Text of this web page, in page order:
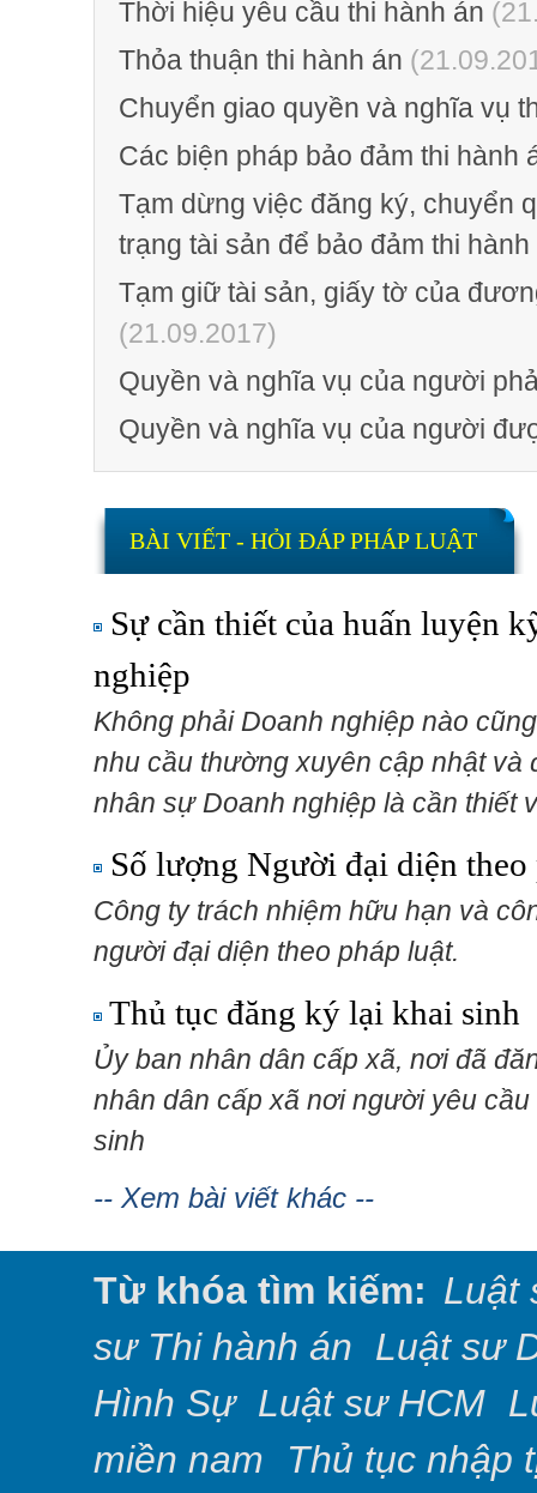
Thời hiệu yêu cầu thi hành án
Thỏa thuận thi hành án
Chuyển giao quyền và nghĩa vụ
Các biện pháp bảo đảm thi hành
Tạm dừng việc đăng ký, chuyển
trạng tài sản để bảo đảm thi hành
Tạm giữ tài sản, giấy tờ của
(21.09.2017)
Quyền và nghĩa vụ của người
Quyền và nghĩa vụ của người
BÀI VIẾT - HỎI ĐÁP PHÁP LUẬT
Sự cần thiết của huấn luyện
nghiệp
Không phải Doanh nghiệp nào
nhu cầu thường xuyên cập nhật
nhân sự Doanh nghiệp là cần thiết
Số lượng Người đại diện
Công ty trách nhiệm hữu hạn và
người đại diện theo pháp luật.
Thủ tục đăng ký lại khai sinh
Ủy ban nhân dân cấp xã, nơi đã
nhân dân cấp xã nơi người yêu
sinh
-- Xem bài viết khác --
Từ khóa tìm kiếm: Luật
sư Thi hành án Luật sư
Hình Sự Luật sư HCM
miền nam
Thủ tục nhập